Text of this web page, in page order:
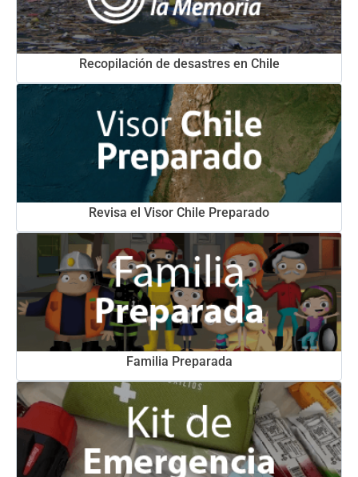
Recopilación de desastres en Chile
Revisa el Visor Chile Preparado
Familia Preparada